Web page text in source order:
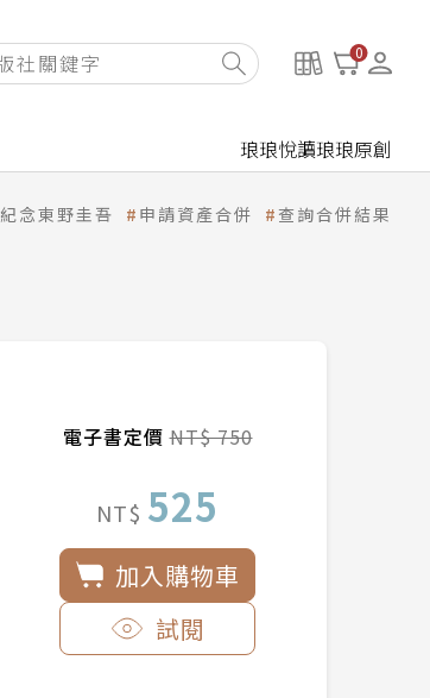
0
琅琅悅讀琅琅原創
紀念東野圭吾 申請資產合併 查詢合併結果
電子書定價NT$ 750
NT$ 525
加入購物車
試閱